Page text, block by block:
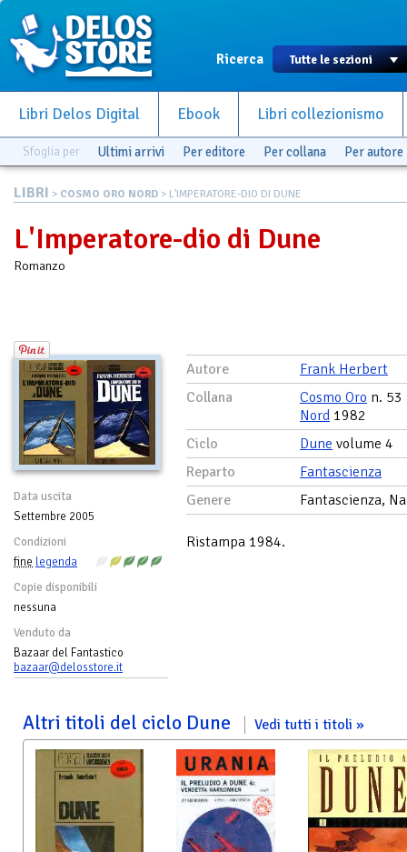
Ricerca
Libri Delos Digital Ebook Libri collezionismo
Sfoglia per Ultimi arrivi Per editore Per collana Per autore
LIBRI > COSMO ORO NORD > L'IMPERATORE-DIO DI DUNE
L'Imperatore-dio di Dune
Romanzo
Data uscita
Settembre 2005
Condizioni
fine legenda
Copie disponibili
nessuna
Venduto da
Bazaar del Fantastico
bazaar@delosstore.it
Autore
Frank Herbert
Collana
Cosmo Oro n. 53
Nord 1982
Ciclo
Dune volume 4
Reparto
Fantascienza
Genere
Fantascienza,
Ristampa 1984.
Altri titoli del ciclo Dune Vedi tutti i titoli